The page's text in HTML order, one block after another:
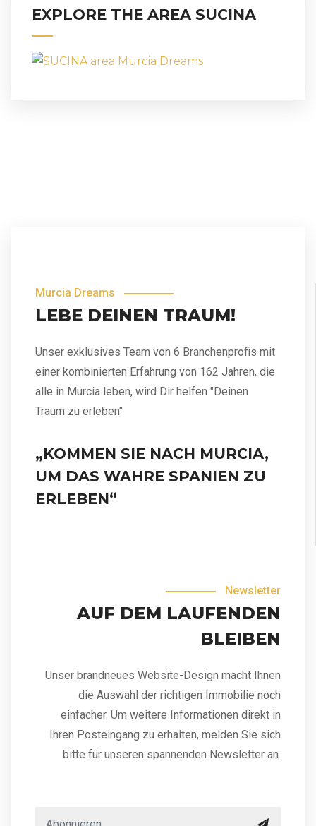
EXPLORE THE AREA SUCINA
Murcia Dreams
LEBE DEINEN TRAUM!
Unser exklusives Team von 6 Branchenprofis mit
einer kombinierten Erfahrung von 162 Jahren, die
alle in Murcia leben, wird Dir helfen "Deinen
Traum zu erleben"
„KOMMEN SIE NACH MURCIA,
UM DAS WAHRE SPANIEN ZU
ERLEBEN“
Newsletter
AUF DEM LAUFENDEN
BLEIBEN
Unser brandneues Website-Design macht Ihnen
die Auswahl der richtigen Immobilie noch
einfacher. Um weitere Informationen direkt in
Ihren Posteingang zu erhalten, melden Sie sich
bitte für unseren spannenden Newsletter an.